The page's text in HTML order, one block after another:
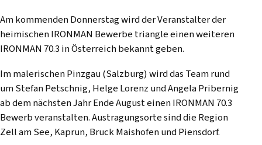
Am kommenden Donnerstag wird der Veranstalter der
heimischen IRONMAN Bewerbe triangle einen weiteren
IRONMAN 70.3 in Österreich bekannt geben.
Im malerischen Pinzgau (Salzburg) wird das Team rund
um Stefan Petschnig, Helge Lorenz und Angela Pribernig
ab dem nächsten Jahr Ende August einen IRONMAN 70.3
Bewerb veranstalten. Austragungsorte sind die Region
Zell am See, Kaprun, Bruck Maishofen und Piensdorf.